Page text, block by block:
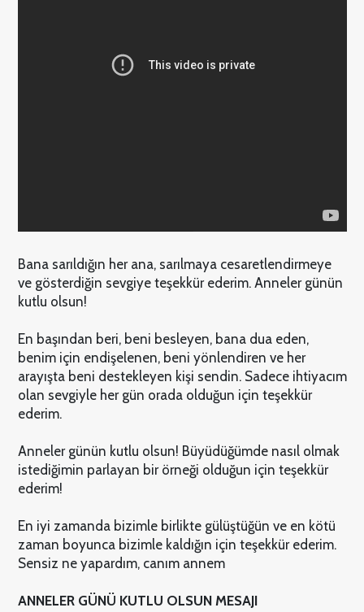
Bana sarıldığın her ana, sarılmaya cesaretlendirmeye
ve gösterdiğin sevgiye teşekkür ederim. Anneler günün
kutlu olsun!
En başından beri, beni besleyen, bana dua eden,
benim için endişelenen, beni yönlendiren ve her
arayışta beni destekleyen kişi sendin. Sadece ihtiyacım
olan sevgiyle her gün orada olduğun için teşekkür
ederim.
Anneler günün kutlu olsun! Büyüdüğümde nasıl olmak
istediğimin parlayan bir örneği olduğun için teşekkür
ederim!
En iyi zamanda bizimle birlikte gülüştüğün ve en kötü
zaman boyunca bizimle kaldığın için teşekkür ederim.
Sensiz ne yapardım, canım annem
ANNELER GÜNÜ KUTLU OLSUN MESAJI